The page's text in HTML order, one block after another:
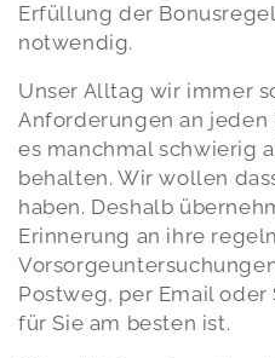
Erfüllung der
notwendig.
Unser Alltag wir immer
Anforderungen an jeden
es manchmal schwierig
behalten. Wir wollen
haben. Deshalb
Erinnerung an ihre
Postweg, per Email oder
für Sie am besten ist.